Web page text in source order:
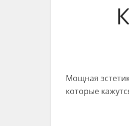
Мощная
которые